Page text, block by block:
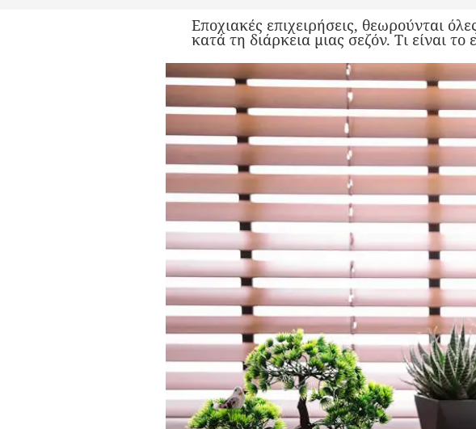
Εποχιακές επιχειρήσεις, θεωρούνται
κατά τη διάρκεια μιας σεζόν. Τι είναι